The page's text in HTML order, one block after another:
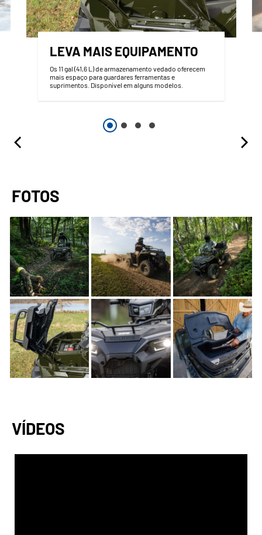
LEVA MAIS EQUIPAMENTO
Os 11 gal (41,6 L) de armazenamento vedado oferecem
mais espaço para guardares ferramentas e
suprimentos. Disponível em alguns modelos.
FOTOS
VÍDEOS